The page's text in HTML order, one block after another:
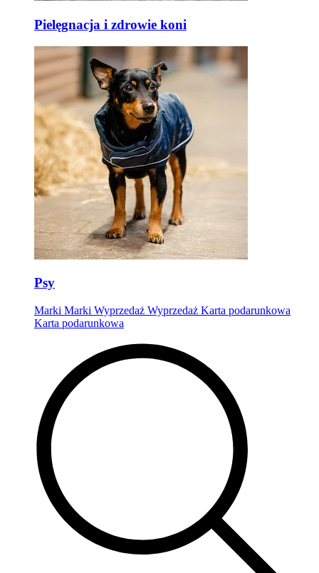
Pielęgnacja i zdrowie koni
Psy
Marki Marki Wyprzedaż Wyprzedaż Karta podarunkowa
Karta podarunkowa